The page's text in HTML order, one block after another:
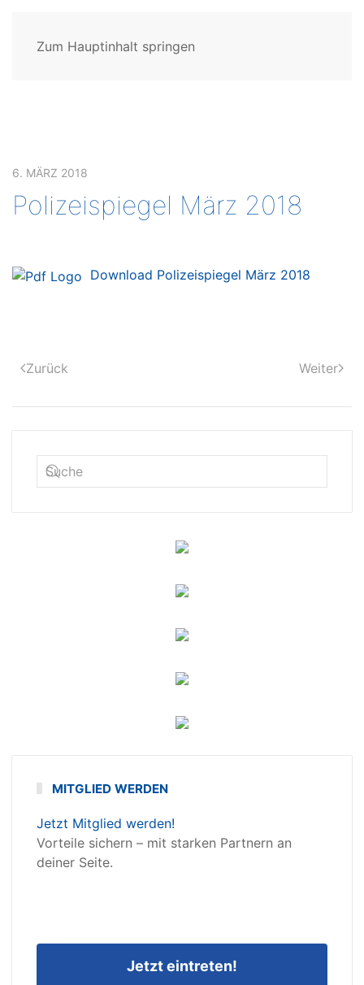
Zum Hauptinhalt springen
6. MÄRZ 2018
Polizeispiegel März 2018
Download Polizeispiegel März 2018
Zurück Weiter
MITGLIED WERDEN
Jetzt Mitglied werden!
Vorteile sichern – mit starken Partnern an
deiner Seite.
Jetzt eintreten!